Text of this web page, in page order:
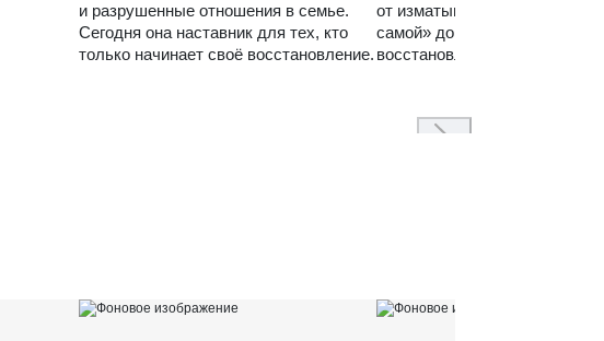
и разрушенные отношения в семье.
Сегодня она наставник для тех, кто
только начинает своё восстановление.
от изматывающих попыток
самой» до спокойного,
восстановления семьи.